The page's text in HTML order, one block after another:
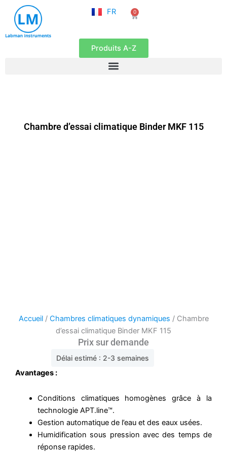
contenu
FR
EN
0
Panier
Produits A-Z
Chambre d’essai climatique Binder MKF 115
Accueil/ Chambres climatiques dynamiques / Chambre
d’essai climatique Binder MKF 115
Prix sur demande
Délai estimé : 2-3 semaines
Avantages :
Conditions climatiques homogènes grâce à la
technologie APT.line™.
Gestion automatique de l’eau et des eaux usées.
Humidification sous pression avec des temps de
réponse rapides.